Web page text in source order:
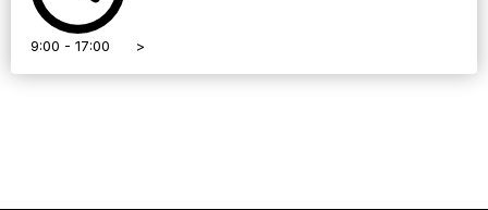
9:00 - 17:00 >